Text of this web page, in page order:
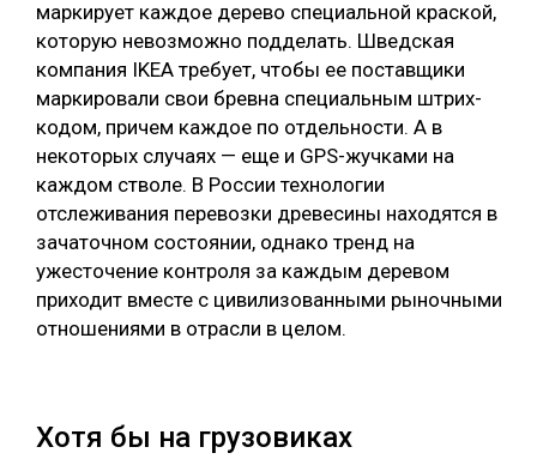
СУШКА ДРЕВЕСИНЫ
МЕБЕЛЬНОЕ ПРОИЗВОДСТВО
маркирует каждое дерево специальной краской,
которую невозможно подделать. Шведская
компания IKEA требует, чтобы ее поставщики
маркировали свои бревна специальным штрих-
кодом, причем каждое по отдельности. А в
некоторых случаях — еще и GPS-жучками на
каждом стволе. В России технологии
отслеживания перевозки древесины находятся в
зачаточном состоянии, однако тренд на
ужесточение контроля за каждым деревом
приходит вместе с цивилизованными рыночными
отношениями в отрасли в целом.
Хотя бы на грузовиках